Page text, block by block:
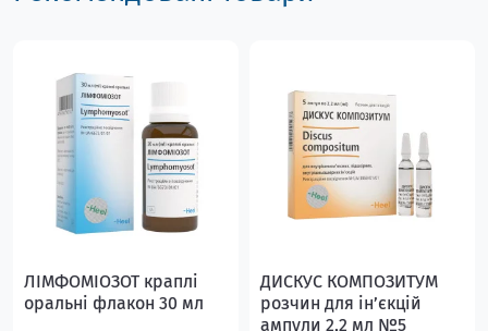
ЛІМФОМІОЗОТ краплі
оральні флакон 30 мл
ДИСКУС КОМПОЗИТУМ
розчин для інʼєкцій
ампули 2,2 мл №5